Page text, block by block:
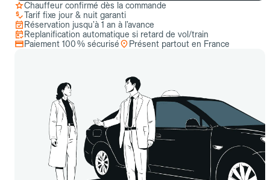
Chauffeur confirmé dès la commande
Tarif fixe jour & nuit garanti
Réservation jusqu’à 1 an à l’avance
Replanification automatique si retard de vol/train
Paiement 100 % sécurisé
Présent partout en France